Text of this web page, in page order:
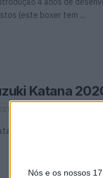
Nós e os nossos
(este boxer tem ...
Katana
2020
e mostramos-lhe